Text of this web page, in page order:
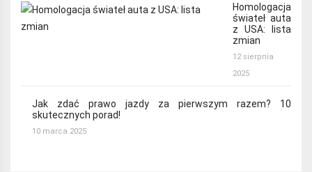
Homologacja
świateł auta
z USA: lista
zmian
12 sierpnia
2025
Jak zdać prawo jazdy za pierwszym razem? 10
skutecznych porad!
10 marca 2025